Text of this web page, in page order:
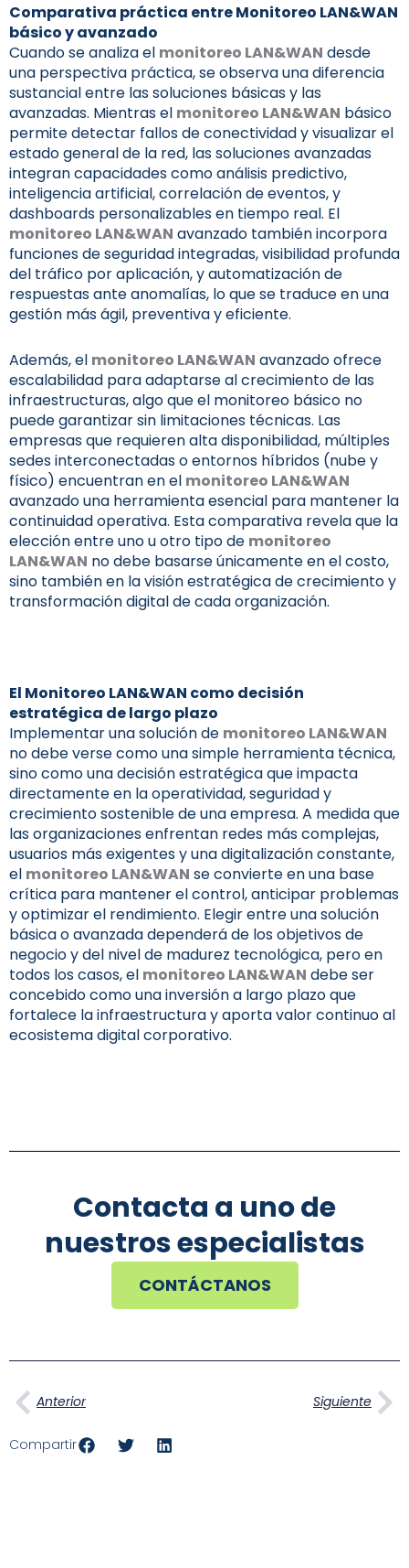
Comparativa práctica entreMonitoreo LAN&WAN
básico y avanzado
Cuando se analiza el monitoreo LAN&WAN desde
una perspectiva práctica, se observa una diferencia
sustancial entre las soluciones básicas y las
avanzadas. Mientras el monitoreo LAN&WAN básico
permite detectar fallos de conectividad y visualizar el
estado general de la red, las soluciones avanzadas
integran capacidades como análisis predictivo,
inteligencia artificial, correlación de eventos, y
dashboards personalizables en tiempo real. El
monitoreo LAN&WAN avanzado también incorpora
funciones de seguridad integradas, visibilidad profunda
del tráfico por aplicación, y automatización de
respuestas ante anomalías, lo que se traduce en una
gestión más ágil, preventiva y eficiente.
Además, el monitoreo LAN&WAN avanzado ofrece
escalabilidad para adaptarse al crecimiento de las
infraestructuras, algo que el monitoreo básico no
puede garantizar sin limitaciones técnicas. Las
empresas que requieren alta disponibilidad, múltiples
sedes interconectadas o entornos híbridos (nube y
físico) encuentran en el monitoreo LAN&WAN
avanzado una herramienta esencial para mantener la
continuidad operativa. Esta comparativa revela que la
elección entre uno u otro tipo de monitoreo
LAN&WAN no debe basarse únicamente en el costo,
sino también en la visión estratégica de crecimiento y
transformación digital de cada organización.
El Monitoreo LAN&WAN como decisión
estratégica de largo plazo
Implementar una solución de monitoreo LAN&WAN
no debe verse como una simple herramienta técnica,
sino como una decisión estratégica que impacta
directamente en la operatividad, seguridad y
crecimiento sostenible de una empresa. A medida que
las organizaciones enfrentan redes más complejas,
usuarios más exigentes y una digitalización constante,
el monitoreo LAN&WAN se convierte en una base
crítica para mantener el control, anticipar problemas
y optimizar el rendimiento. Elegir entre una solución
básica o avanzada dependerá de los objetivos de
negocio y del nivel de madurez tecnológica, pero en
todos los casos, el monitoreo LAN&WAN debe ser
concebido como una inversión a largo plazo que
fortalece la infraestructura y aporta valor continuo al
ecosistema digital corporativo.
Contacta a uno de
nuestros especialistas
CONTÁCTANOS
Ant
Anterior Siguiente
Compartir